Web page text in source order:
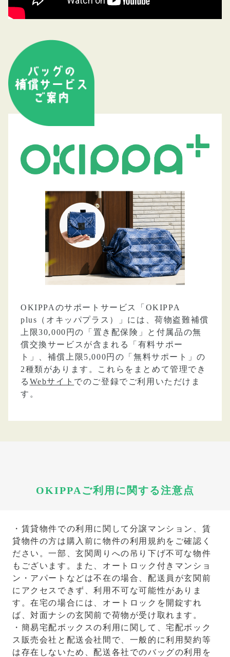
OKIPPAのサポートサービス「OKIPPA
plus（オキッパプラス）」には、荷物盗難補償
上限30,000円の「置き配保険」と付属品の無
償交換サービスが含まれる「有料サポー
ト」、補償上限5,000円の「無料サポート」の
2種類があります。これらをまとめて管理でき
る Webサイト でのご登録でご利用いただけま
す。
OKIPPAご利用に関する注意点
・賃貸物件での利用に関して分譲マンション、賃
貸物件の方は購入前に物件の利用規約をご確認く
ださい。一部、玄関周りへの吊り下げ不可な物件
もございます。また、オートロック付きマンショ
ン・アパートなどは不在の場合、配送員が玄関前
にアクセスできず、利用不可な可能性がありま
す。在宅の場合には、オートロックを開錠すれ
ば、対面ナシの玄関前で荷物が受け取れます。
・簡易宅配ボックスの利用に関して、宅配ボック
ス販売会社と配送会社間で、一般的に利用契約等
は存在しないため、配送各社でのバッグの利用を